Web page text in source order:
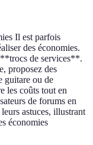
Il est parfois
des économies.
**trocs de services**.
proposez des
guitare ou de
les coûts tout en
de forums en
astuces, illustrant
économies